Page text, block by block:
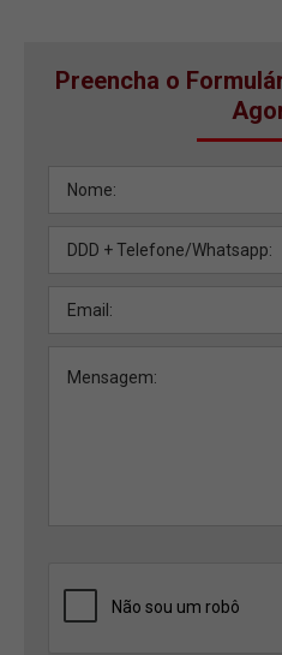
Preencha o